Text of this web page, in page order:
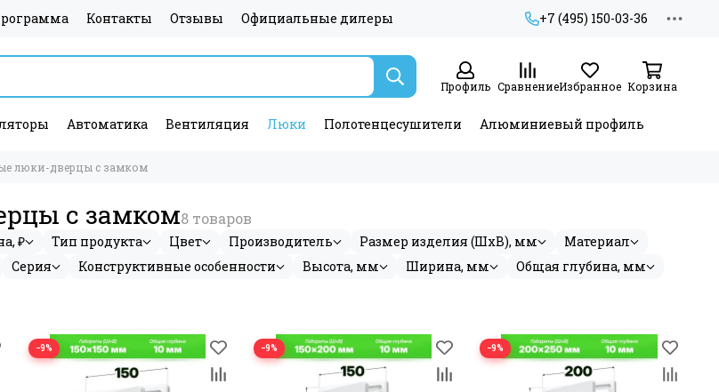
Контакты Отзывы Официальные дилеры +7 (495) 150-03-36
Профиль СравнениеИзбранное Корзина
Автоматика Вентиляция Люки Полотенцесушители Алюминиевый профиль
люки-дверцы с замком
с замком
₽ Тип продукта Цвет Производитель Размер изделия (ШхВ), мм
Материал
Серия Конструктивные особенности Высота, мм Ширина, мм
Общая глубина, мм
−9% −9% −9%